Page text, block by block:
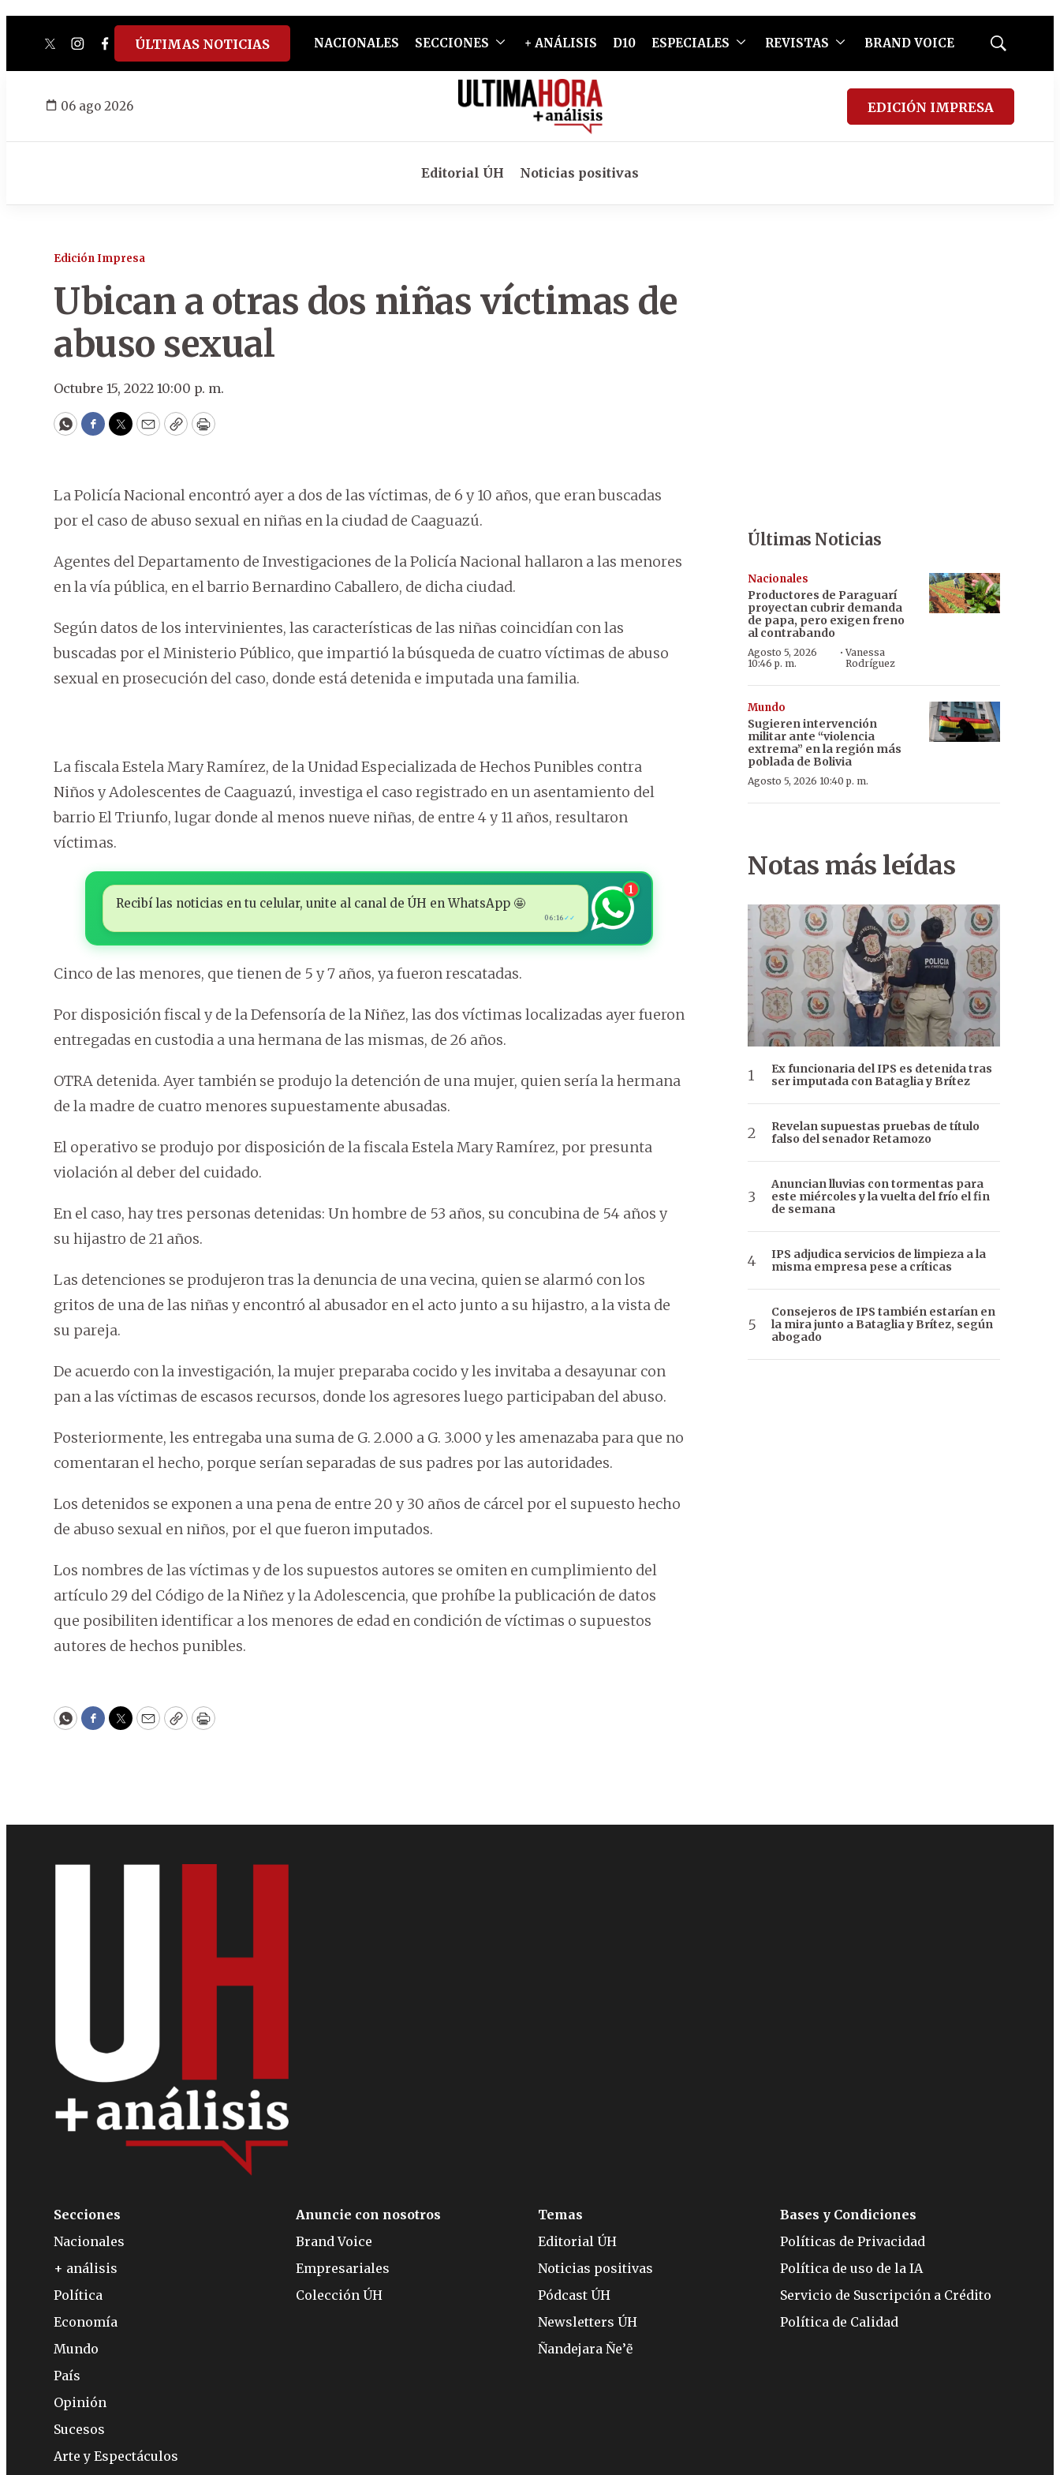
twitterinstagram
facebook
tiktokyoutube
spotify
ÚLTIMAS NOTICIAS NACIONALES SECCIONES + ANÁLISIS D10 ESPECIALES REVISTAS BRAND VOICE
Mostrar
06 ago 2026 EDICIÓN IMPRESA
Editorial ÚH Noticias positivas
Edición Impresa
Ubican a otras dos niñas víctimas de
abuso sexual
Octubre 15, 2022 10:00 p. m.
WhatsApp
Facebook
Twitter
EmailCopyPrint
La Policía Nacional encontró ayer a dos de las víctimas, de 6 y 10 años, que eran buscadas
por el caso de abuso sexual en niñas en la ciudad de Caaguazú.
Agentes del Departamento de Investigaciones de la Policía Nacional hallaron a las menores
en la vía pública, en el barrio Bernardino Caballero, de dicha ciudad.
Según datos de los intervinientes, las características de las niñas coincidían con las
buscadas por el Ministerio Público, que impartió la búsqueda de cuatro víctimas de abuso
sexual en prosecución del caso, donde está detenida e imputada una familia.
La fiscala Estela Mary Ramírez, de la Unidad Especializada de Hechos Punibles contra
Niños y Adolescentes de Caaguazú, investiga el caso registrado en un asentamiento del
barrio El Triunfo, lugar donde al menos nueve niñas, de entre 4 y 11 años, resultaron
víctimas.
Recibí las noticias en tu celular, unite al canal de ÚH en WhatsApp 🤩
06:16 ✓✓
1
Cinco de las menores, que tienen de 5 y 7 años, ya fueron rescatadas.
Por disposición fiscal y de la Defensoría de la Niñez, las dos víctimas localizadas ayer fueron
entregadas en custodia a una hermana de las mismas, de 26 años.
OTRA detenida. Ayer también se produjo la detención de una mujer, quien sería la hermana
de la madre de cuatro menores supuestamente abusadas.
El operativo se produjo por disposición de la fiscala Estela Mary Ramírez, por presunta
violación al deber del cuidado.
En el caso, hay tres personas detenidas: Un hombre de 53 años, su concubina de 54 años y
su hijastro de 21 años.
Las detenciones se produjeron tras la denuncia de una vecina, quien se alarmó con los
gritos de una de las niñas y encontró al abusador en el acto junto a su hijastro, a la vista de
su pareja.
De acuerdo con la investigación, la mujer preparaba cocido y les invitaba a desayunar con
pan a las víctimas de escasos recursos, donde los agresores luego participaban del abuso.
Posteriormente, les entregaba una suma de G. 2.000 a G. 3.000 y les amenazaba para que no
comentaran el hecho, porque serían separadas de sus padres por las autoridades.
Los detenidos se exponen a una pena de entre 20 y 30 años de cárcel por el supuesto hecho
de abuso sexual en niños, por el que fueron imputados.
Los nombres de las víctimas y de los supuestos autores se omiten en cumplimiento del
artículo 29 del Código de la Niñez y la Adolescencia, que prohíbe la publicación de datos
que posibiliten identificar a los menores de edad en condición de víctimas o supuestos
autores de hechos punibles.
WhatsApp
Facebook
Twitter
EmailCopyPrint
Últimas Noticias
Nacionales
Productores de Paraguarí
proyectan cubrir demanda
de papa, pero exigen freno
al contrabando
Agosto 5, 2026
10:46 p. m.
·Vanessa
Rodríguez
Mundo
Sugieren intervención
militar ante “violencia
extrema” en la región más
poblada de Bolivia
Agosto 5, 2026 10:40 p. m.
Notas más leídas
Ex funcionaria del IPS es detenida tras
ser imputada con Bataglia y Brítez
Revelan supuestas pruebas de título
falso del senador Retamozo
Anuncian lluvias con tormentas para
este miércoles y la vuelta del frío el fin
de semana
IPS adjudica servicios de limpieza a la
misma empresa pese a críticas
Consejeros de IPS también estarían en
la mira junto a Bataglia y Brítez, según
abogado
Secciones
Nacionales
+ análisis
Política
Economía
Mundo
País
Opinión
Sucesos
Arte y Espectáculos
Anuncie con nosotros
Brand Voice
Empresariales
Colección ÚH
Temas
Editorial ÚH
Noticias positivas
Pódcast ÚH
Newsletters ÚH
Ñandejara Ñe’ẽ
Bases y Condiciones
Políticas de Privacidad
Política de uso de la IA
Servicio de Suscripción a Crédito
Política de Calidad